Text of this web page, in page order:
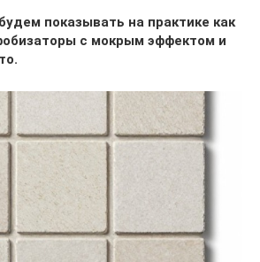
показывать на практике как
с мокрым эффектом и